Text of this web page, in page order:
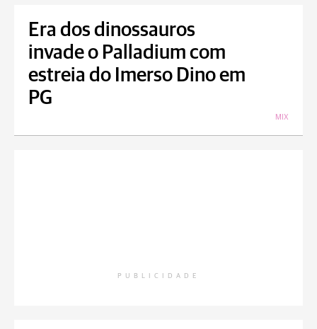
Era dos dinossauros
invade o Palladium com
estreia do Imerso Dino em
PG
MIX
PUBLICIDADE